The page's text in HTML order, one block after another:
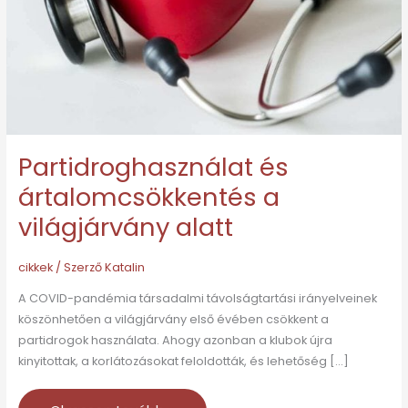
Partidroghasználat és
ártalomcsökkentés a
világjárvány alatt
cikkek/ SzerzőKatalin
A COVID-pandémia társadalmi távolságtartási irányelveinek
köszönhetően a világjárvány első évében csökkent a
partidrogok használata. Ahogy azonban a klubok újra
kinyitottak, a korlátozásokat feloldották, és lehetőség […]
alatt